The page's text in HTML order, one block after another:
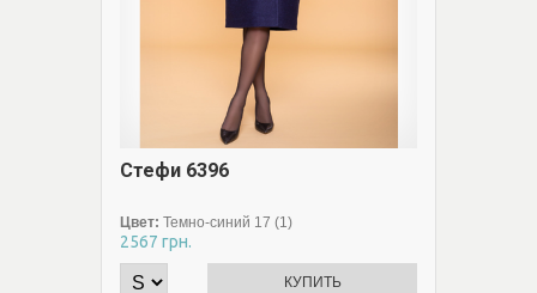
Стефи 6396
Цвет: Темно-синий 17 (1)
2567 грн.
КУПИТЬ